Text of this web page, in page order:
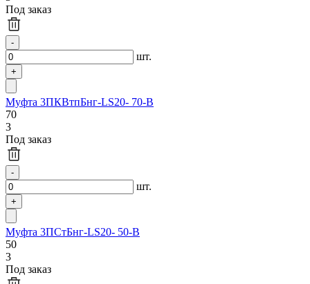
Под заказ
шт.
Муфта 3ПКВтпБнг-LS20- 70-В
70
3
Под заказ
шт.
Муфта 3ПСтБнг-LS20- 50-В
50
3
Под заказ